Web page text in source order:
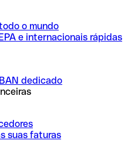
o mundo
e internacionais rápidas
dedicado
suas faturas